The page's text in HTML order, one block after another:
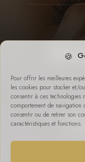
Pour offrir les meilleures
les cookies pour stocker et/
consentir à ces technologies
comportement de
consentir ou de retirer son
caractéristiques et fonctions.